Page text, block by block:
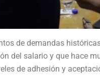
de demandas
del salario y que hace
de adhesión y